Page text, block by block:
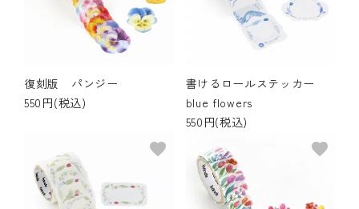
復刻版 パンジー
550円(税込)
書けるロールステッカー
blue flowers
550円(税込)
favorite favorite